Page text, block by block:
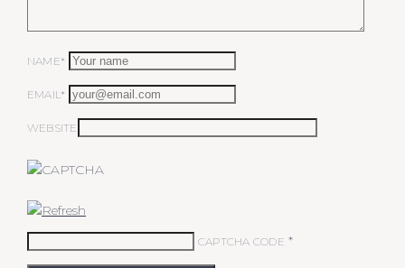
NAME*
EMAIL*
WEBSITE
CAPTCHA CODE *